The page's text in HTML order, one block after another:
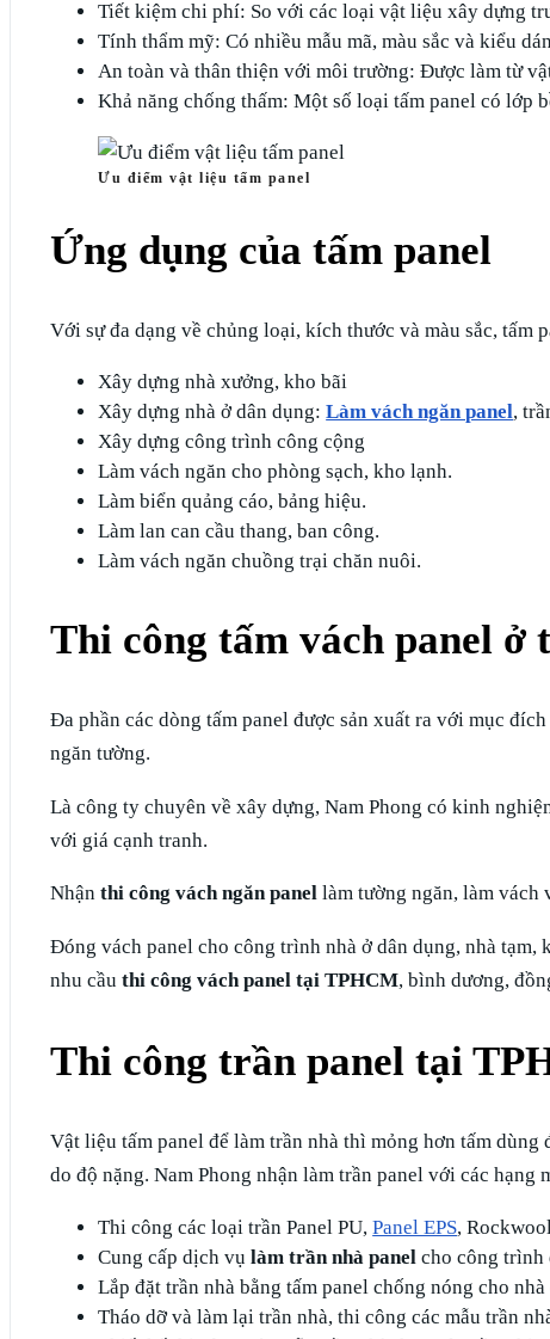
Tiết kiệm chi phí: So với các loại vật liệu xây dựng
Tính thẩm mỹ: Có nhiều mẫu mã, màu sắc và kiểu
An toàn và thân thiện với môi trường: Được làm từ
Khả năng chống thấm: Một số loại tấm panel có lớp
Ưu điểm vật liệu tấm panel
Ứng dụng của tấm panel
Với sự đa dạng về chủng loại, kích thước và màu sắc, tấm
Xây dựng nhà xưởng, kho bãi
Xây dựng nhà ở dân dụng:Làm vách ngăn panel,
Xây dựng công trình công cộng
Làm vách ngăn cho phòng sạch, kho lạnh.
Làm biển quảng cáo, bảng hiệu.
Làm lan can cầu thang, ban công.
Làm vách ngăn chuồng trại chăn nuôi.
Thi công tấm vách panel ở
Đa phần các dòng tấm panel được sản xuất ra với mục
ngăn tường.
Là công ty chuyên về xây dựng, Nam Phong có kinh
với giá cạnh tranh.
Nhậnthi công vách ngăn panel làm tường ngăn, làm vách
Đóng vách panel cho công trình nhà ở dân dụng, nhà
nhu cầuthi công vách panel tại TPHCM, bình dương,
Thi công trần panel tại
Vật liệu tấm panel để làm trần nhà thì mỏng hơn tấm
do độ nặng. Nam Phong nhận làm trần panel với các hạng
Thi công các loại trần Panel PU,Panel EPS,
Cung cấp dịch vụlàm trần nhà panel cho công trình
Lắp đặt trần nhà bằng tấm panel chống nóng cho
Tháo dỡ và làm lại trần nhà, thi công các mẫu trần